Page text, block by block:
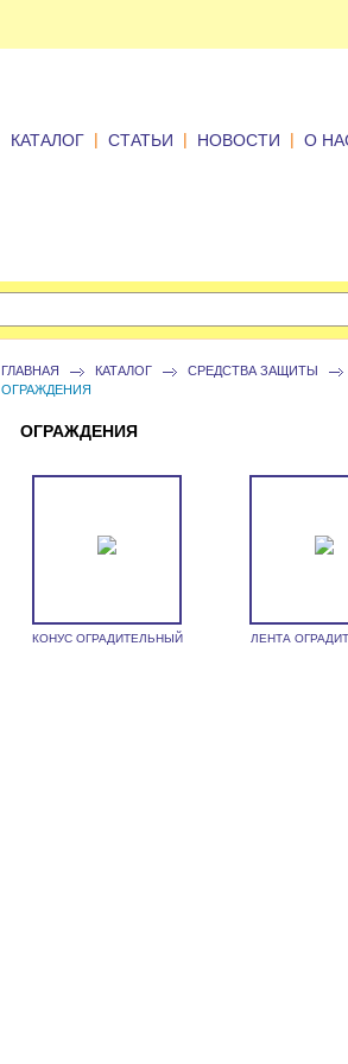
КАТАЛОГ | СТАТЬИ | НОВОСТИ | О
ГЛАВНАЯ КАТАЛОГ СРЕДСТВА ЗАЩИТЫ
ОГРАЖДЕНИЯ
ОГРАЖДЕНИЯ
КОНУС ОГРАДИТЕЛЬНЫЙ ЛЕНТА